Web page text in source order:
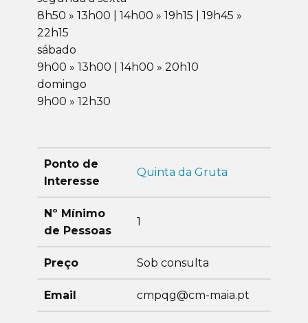
8h50 » 13h00 | 14h00 » 19h15 | 19h45 »
22h15
sábado
9h00 » 13h00 | 14h00 » 20h10
domingo
9h00 » 12h30
Ponto de
Interesse
Quinta da Gruta
Nº Mínimo
de Pessoas
1
Preço Sob consulta
Email cmpqg@cm-maia.pt